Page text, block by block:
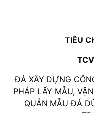
TIÊU
ĐÁ XÂY DỰNG
PHÁP LẤY MẪU,
QUẢN MẪU ĐÁ